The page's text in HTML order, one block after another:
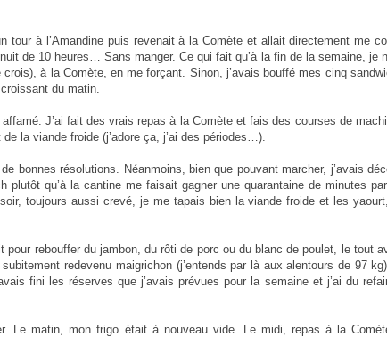
tour à l’Amandine puis revenait à la Comète et allait directement me
de 10 heures… Sans manger. Ce qui fait qu’à la fin de la semaine, je
à la Comète, en me forçant. Sinon, j’avais bouffé mes cinq
du matin.
affamé. J’ai fait des vrais repas à la Comète et fais des courses de
la viande froide (j’adore ça, j’ai des périodes…).
bonnes résolutions. Néanmoins, bien que pouvant marcher, j’avais
plutôt qu’à la cantine me faisait gagner une quarantaine de minutes
toujours aussi crevé, je me tapais bien la viande froide et les
pour rebouffer du jambon, du rôti de porc ou du blanc de poulet, le tout
redevenu maigrichon (j’entends par là aux alentours de 97
fini les réserves que j’avais prévues pour la semaine et j’ai du
Le matin, mon frigo était à nouveau vide. Le midi, repas à la